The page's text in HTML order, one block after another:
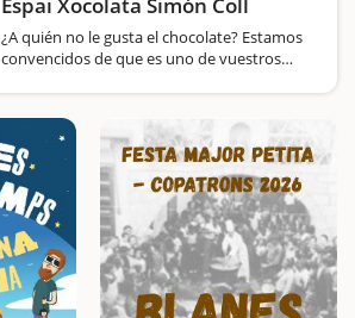
¿A quién no le gusta el chocolate? Estamos
convencidos de que es uno de vuestros
visita al Espai Xocolatada Simón Coll, en…